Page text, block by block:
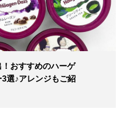
おすすめのハーゲ
選♪アレンジもご紹